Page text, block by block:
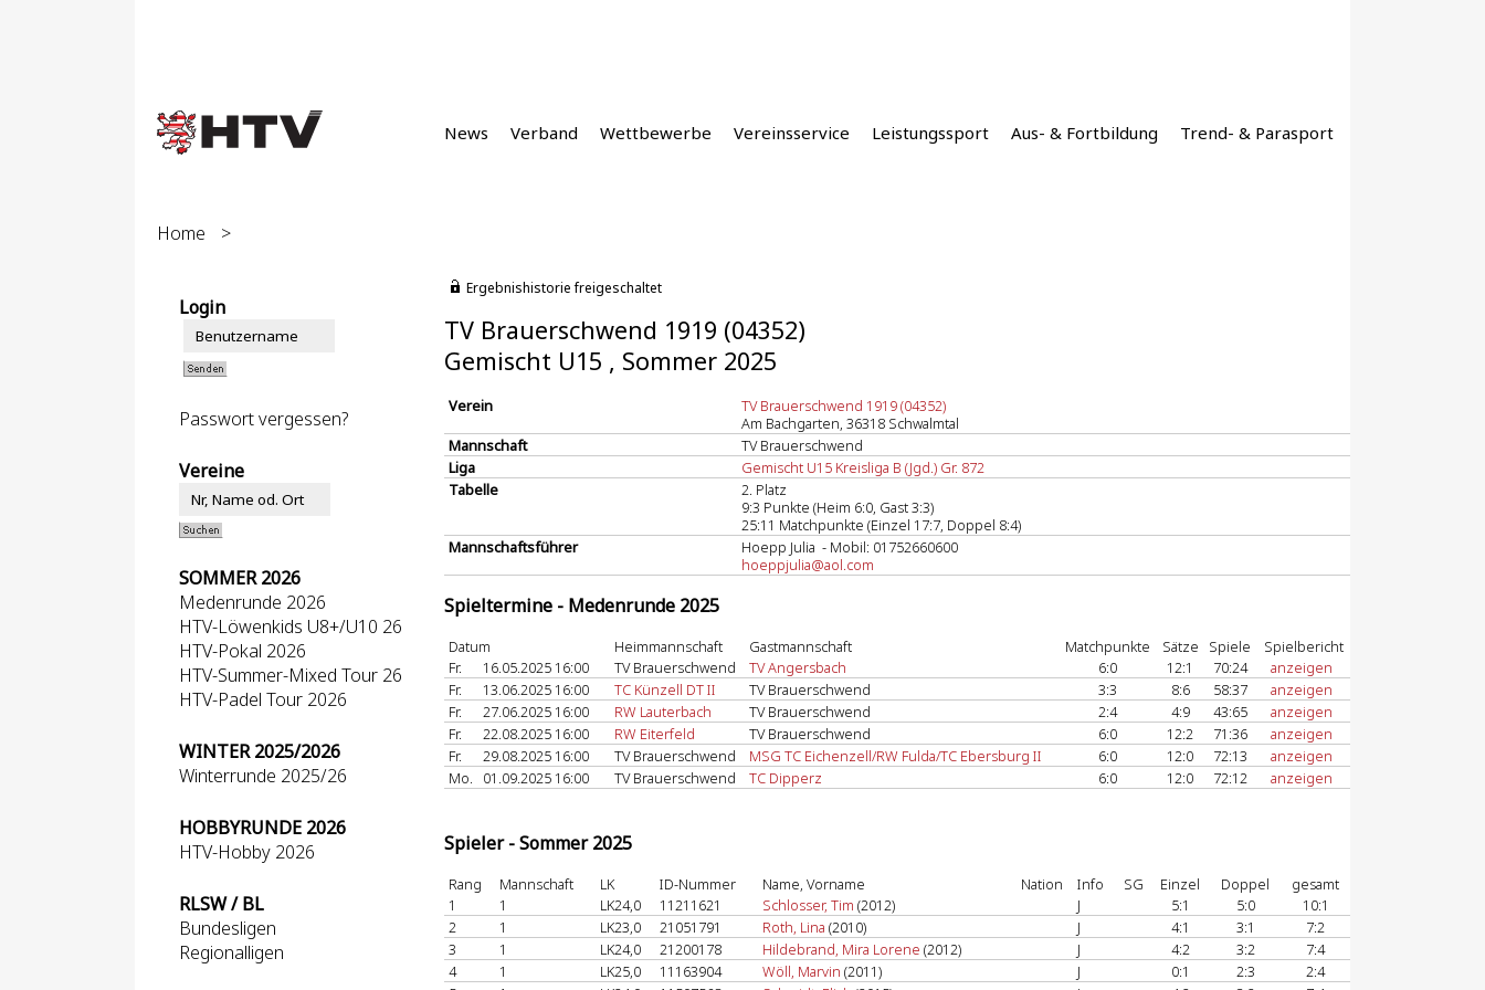
News Verband Wettbewerbe Vereinsservice Leistungssport Aus- & Fortbildung Trend- & Parasport
Home >
Login
Passwort vergessen?
Vereine
SOMMER 2026
Medenrunde 2026
HTV-Löwenkids U8+/U10 26
HTV-Pokal 2026
HTV-Summer-Mixed Tour 26
HTV-Padel Tour 2026
WINTER 2025/2026
Winterrunde 2025/26
HOBBYRUNDE 2026
HTV-Hobby 2026
RLSW / BL
Bundesligen
Regionalligen
Ergebnishistorie freigeschaltet
TV Brauerschwend 1919 (04352)
Gemischt U15 , Sommer 2025
Verein
TV Brauerschwend 1919 (04352)
Am Bachgarten, 36318 Schwalmtal
Mannschaft
TV Brauerschwend
Liga
Gemischt U15 Kreisliga B (Jgd.) Gr. 872
Tabelle
2. Platz
9:3 Punkte (Heim 6:0, Gast 3:3)
25:11 Matchpunkte (Einzel 17:7, Doppel 8:4)
Mannschaftsführer
Hoepp Julia - Mobil: 01752660600
hoeppjulia@aol.com
Spieltermine - Medenrunde 2025
Datum Heimmannschaft Gastmannschaft Matchpunkte Sätze Spiele
Spielbericht
Fr.
16.05.2025 16:00 TV Brauerschwend TV Angersbach 6:0 12:1 70:24
anzeigen
Fr.
13.06.2025 16:00 TC Künzell DT II TV Brauerschwend 3:3 8:6 58:37
anzeigen
Fr.
27.06.2025 16:00 RW Lauterbach TV Brauerschwend 2:4 4:9 43:65
anzeigen
Fr.
22.08.2025 16:00 RW Eiterfeld TV Brauerschwend 6:0 12:2 71:36
anzeigen
Fr.
29.08.2025 16:00 TV Brauerschwend MSG TC Eichenzell/RW Fulda/TC Ebersburg II 6:0 12:0 72:13
anzeigen
Mo.
01.09.2025 16:00 TV Brauerschwend TC Dipperz 6:0 12:0 72:12 anzeigen
Spieler - Sommer 2025
Rang Mannschaft LK ID-Nummer Name, Vorname Nation Info SG Einzel Doppel
gesamt
1
1 LK24,0 11211621 Schlosser, Tim (2012) J 5:1 5:0
10:1
2
1 LK23,0 21051791 Roth, Lina (2010) J 4:1 3:1
7:2
3
1 LK24,0 21200178 Hildebrand, Mira Lorene (2012) J 4:2 3:2
7:4
4
1 LK25,0 11163904 Wöll, Marvin (2011) J 0:1 2:3
2:4